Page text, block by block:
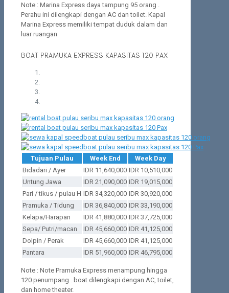
Note : Marina Express daya tampung 95 orang .
Perahu ini dilengkapi dengan AC dan toilet. Kapal
Marina Express memiliki tempat duduk dalam dan
luar ruangan
BOAT PRAMUKA EXPRESS KAPASITAS 120 PAX
Tujuan Pulau Week End
Week Day
Bidadari / Ayer
IDR 11,640,000 IDR 10,510,000
Untung Jawa
IDR 21,090,000 IDR 19,015,000
Pari / tikus / pulau H IDR 34,320,000 IDR 30,920,000
Pramuka / Tidung
IDR 36,840,000 IDR 33,190,000
Kelapa/Harapan
IDR 41,880,000 IDR 37,725,000
Sepa/ Putri/macan
IDR 45,660,000 IDR 41,125,000
Dolpin / Perak
IDR 45,660,000 IDR 41,125,000
Pantara
IDR 51,960,000 IDR 46,795,000
Note : Note Pramuka Express menampung hingga
120 penumpang . boat dilengkapi dengan AC, toilet,
dan home theater.